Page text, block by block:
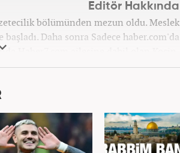
Editör Hakkında
bölümünden mezun oldu. Meslek
Daha sonra Sadece haber.com'da
Haber7.com ailesine dahil olan Koçin,
meslek hayatına devam etmektedir.